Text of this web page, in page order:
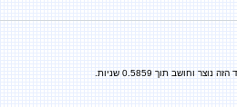
נוצר וחושב תוך 0.5859 שניות.